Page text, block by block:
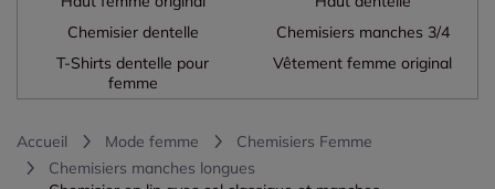
Chemisier dentelle
Chemisiers manches 3/4
T-Shirts dentelle pour
femme
Vêtement femme original
Accueil Mode femme
Chemisiers Femme
Chemisiers manches longues